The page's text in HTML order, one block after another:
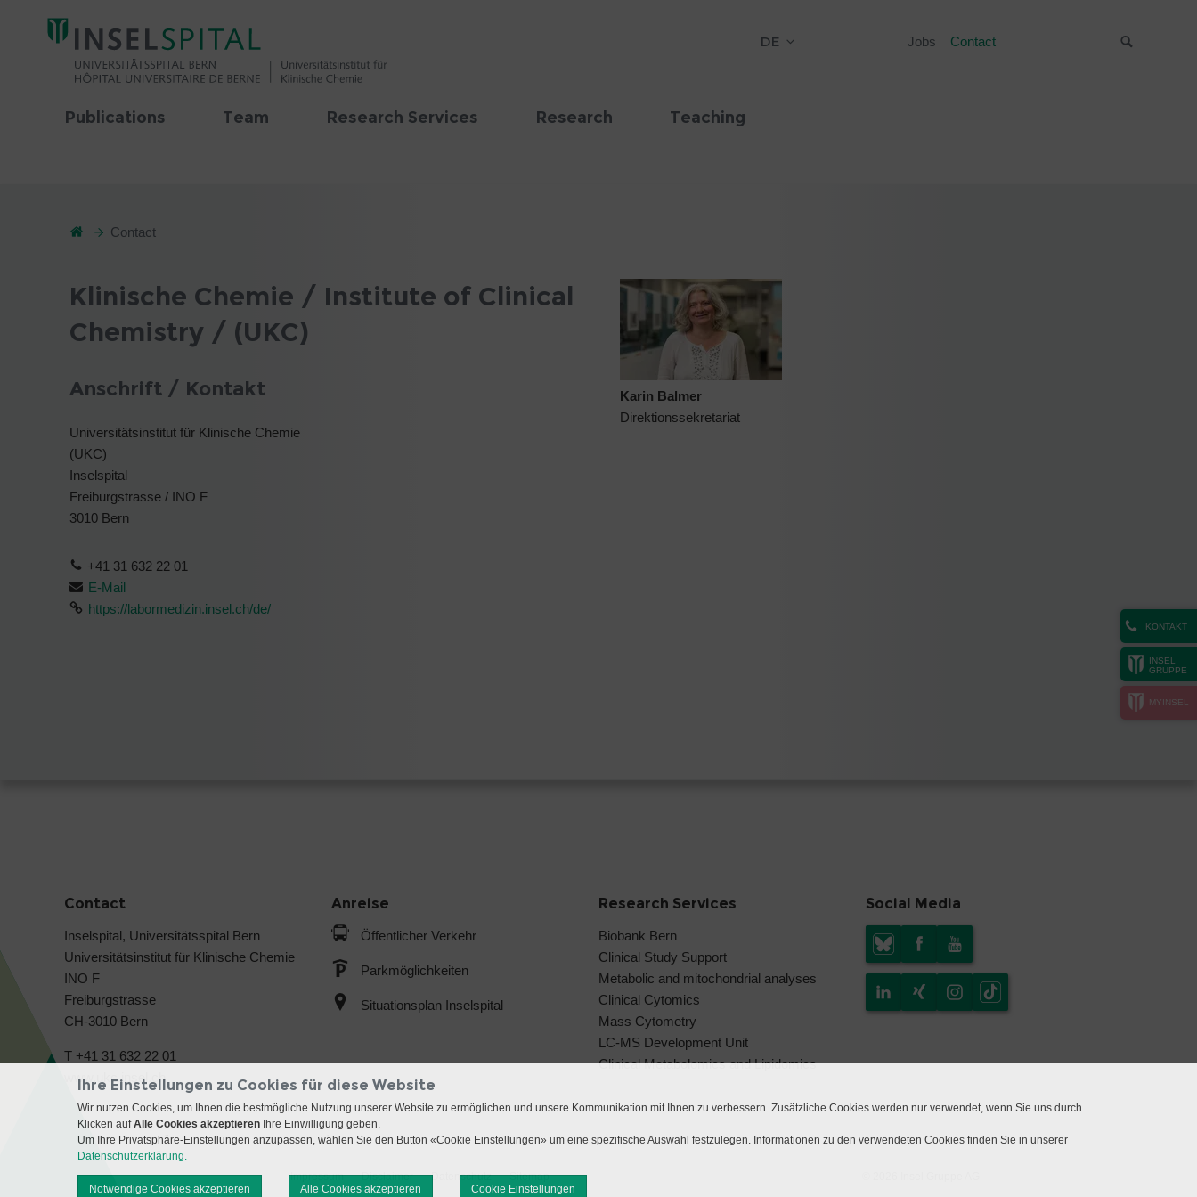
DE Jobs Contact
Publications Team Research Services Research Teaching
KONTAKT
INSEL
GRUPPE
MYINSEL
Contact
Klinische Chemie / Institute of Clinical
Chemistry / (UKC)
Anschrift / Kontakt
Universitätsinstitut für Klinische Chemie
(UKC)
Inselspital
Freiburgstrasse / INO F
3010 Bern
+41 31 632 22 01
E-Mail
https://labormedizin.insel.ch/de/
Karin Balmer
Direktionssekretariat
Contact
Inselspital, Universitätsspital Bern
Universitätsinstitut für Klinische Chemie
INO F
Freiburgstrasse
CH-3010 Bern
T +41 31 632 22 01
www.ukc.insel.ch
Anreise
Öffentlicher Verkehr
Parkmöglichkeiten
Situationsplan Inselspital
Research Services
Biobank Bern
Clinical Study Support
Metabolic and mitochondrial analyses
Clinical Cytomics
Mass Cytometry
LC-MS Development Unit
Clinical Metabolomics and Lipidomics
Social Media
Impressum Disclaimer Datenschutz Sitemap
Ihre Einstellungen zu Cookies für diese Website
Wir nutzen Cookies, um Ihnen die bestmögliche Nutzung unserer Website zu ermöglichen und unsere Kommunikation mit Ihnen zu verbessern. Zusätzliche Cookies werden nur verwendet, wenn Sie uns durch
Klicken aufAlle Cookies akzeptieren Ihre Einwilligung geben.
Um Ihre Privatsphäre-Einstellungen anzupassen, wählen Sie den Button «Cookie Einstellungen» um eine spezifische Auswahl festzulegen. Informationen zu den verwendeten Cookies finden Sie in unserer
Datenschutzerklärung.
Notwendige Cookies akzeptieren Alle Cookies akzeptieren Cookie Einstellungen